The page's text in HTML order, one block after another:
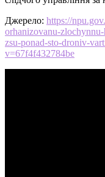
Джерело: https://
orhanizovanu-
zsu-ponad-sto-droniv-
v=67f4f432784be